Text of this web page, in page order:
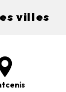
villes